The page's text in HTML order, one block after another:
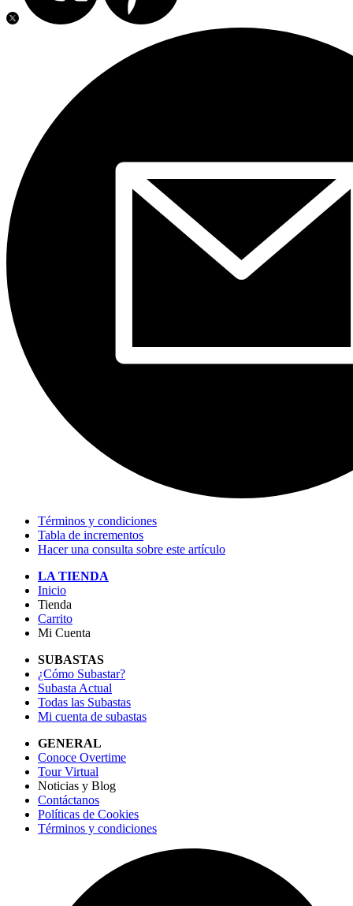
Términos y condiciones
Tabla de incrementos
Hacer una consulta sobre este artículo
LA TIENDA
Inicio
Tienda
Carrito
Mi Cuenta
SUBASTAS
¿Cómo Subastar?
Subasta Actual
Todas las Subastas
Mi cuenta de subastas
GENERAL
Conoce Overtime
Tour Virtual
Noticias y Blog
Contáctanos
Políticas de Cookies
Términos y condiciones